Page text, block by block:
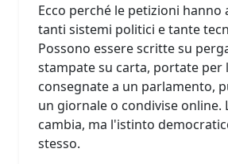
Ecco perché le petizioni hanno
tanti sistemi politici e tante
Possono essere scritte su
stampate su carta, portate per
consegnate a un parlamento,
un giornale o condivise online.
cambia, ma l'istinto
stesso.